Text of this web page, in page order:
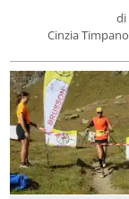
di
Cinzia Timpano